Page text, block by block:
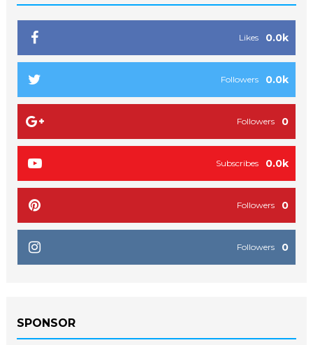
0.0k
Likes
0.0k
Followers
0
Followers
0.0k
Subscribes
0
Followers
0
Followers
SPONSOR